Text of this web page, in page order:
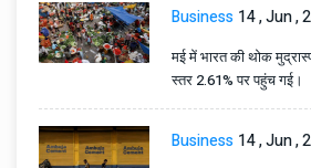
Business 14 , Jun ,
मई में भारत की थोक
स्तर 2.61% पर पहुंच गई।
Business 14 , Jun ,